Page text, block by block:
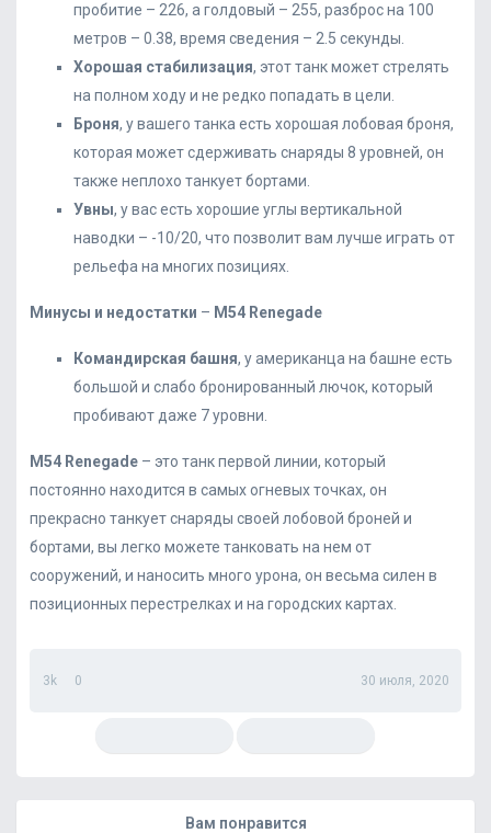
пробитие – 226, а голдовый – 255, разброс на 100
метров – 0.38, время сведения – 2.5 секунды.
Хорошая стабилизация, этот танк может стрелять
на полном ходу и не редко попадать в цели.
Броня, у вашего танка есть хорошая лобовая броня,
которая может сдерживать снаряды 8 уровней, он
также неплохо танкует бортами.
Увны, у вас есть хорошие углы вертикальной
наводки – -10/20, что позволит вам лучше играть от
рельефа на многих позициях.
Минусы и недостатки – M54 Renegade
Командирская башня, у американца на башне есть
большой и слабо бронированный лючок, который
пробивают даже 7 уровни.
M54 Renegade – это танк первой линии, который
постоянно находится в самых огневых точках, он
прекрасно танкует снаряды своей лобовой броней и
бортами, вы легко можете танковать на нем от
сооружений, и наносить много урона, он весьма силен в
позиционных перестрелках и на городских картах.
3k 0 30 июля, 2020
Вам понравится